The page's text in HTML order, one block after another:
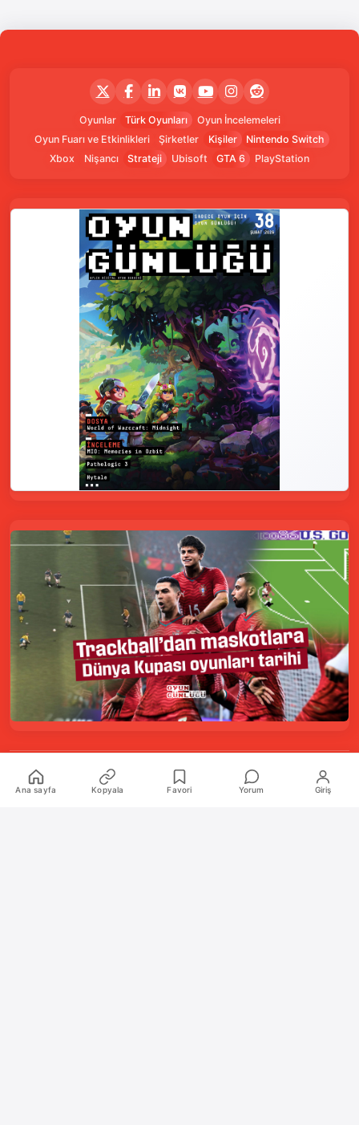
Oyunlar Türk Oyunları
Oyun İncelemeleri
Oyun Fuarı ve Etkinlikleri
Şirketler Kişiler
Nintendo Switch
Xbox
Nişancı Strateji Ubisoft GTA 6 PlayStation
Kurumsal
Ana sayfa Kopyala Favori Yorum Giriş